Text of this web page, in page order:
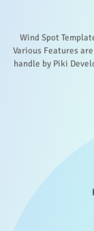
Wind Spot
Various Features
handle by Piki